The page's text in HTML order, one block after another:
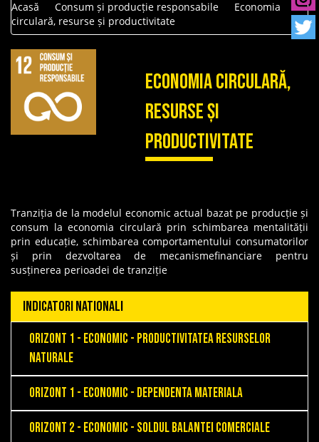
Acasă Consum și producție responsabile
Economia
circulară, resurse și productivitate
Economia circulară,
resurse și
productivitate
Tranziția de la modelul economic actual bazat pe producție și
consum la economia circulară prin schimbarea mentalității
prin educație, schimbarea comportamentului consumatorilor
și prin dezvoltarea de mecanismefinanciare pentru
susținerea perioadei de tranziție
INDICATORI NATIONALI
Orizont 1 - Economic - Productivitatea resurselor
naturale
Orizont 1 - Economic - Dependenta materiala
Orizont 2 - Economic - Soldul balantei comerciale